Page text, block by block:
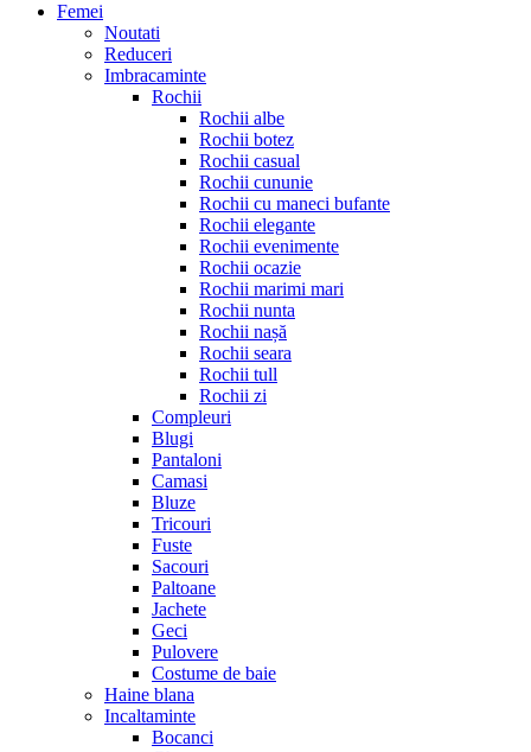
Femei
Noutati
Reduceri
Imbracaminte
Rochii
Rochii albe
Rochii botez
Rochii casual
Rochii cununie
Rochii cu maneci bufante
Rochii elegante
Rochii evenimente
Rochii ocazie
Rochii marimi mari
Rochii nunta
Rochii nașă
Rochii seara
Rochii tull
Rochii zi
Compleuri
Blugi
Pantaloni
Camasi
Bluze
Tricouri
Fuste
Sacouri
Paltoane
Jachete
Geci
Pulovere
Costume de baie
Haine blana
Incaltaminte
Bocanci